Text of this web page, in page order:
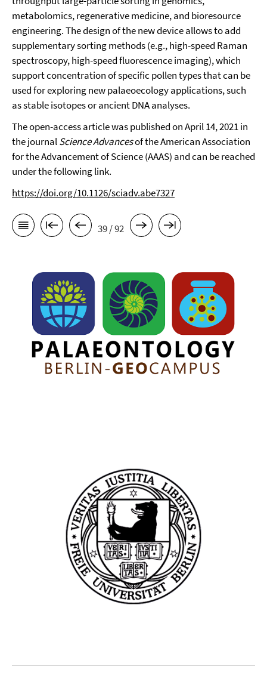
metabolomics, regenerative medicine, and bioresource
engineering. The design of the new device allows to add
supplementary sorting methods (e.g., high-speed Raman
spectroscopy, high-speed fluorescence imaging), which
support concentration of specific pollen types that can be
used for exploring new palaeoecology applications, such
as stable isotopes or ancient DNA analyses.
The open-access article was published on April 14, 2021 in
the journalScience Advancesof the American Association
for the Advancement of Science (AAAS) and can be reached
under the following link.
https://doi.org/10.1126/sciadv.abe7327
39 / 92